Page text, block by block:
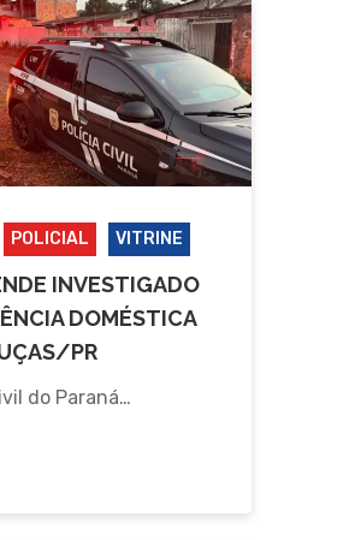
POLICIAL VITRINE
INVESTIGADO
DOMÉSTICA
PR
do Paraná…